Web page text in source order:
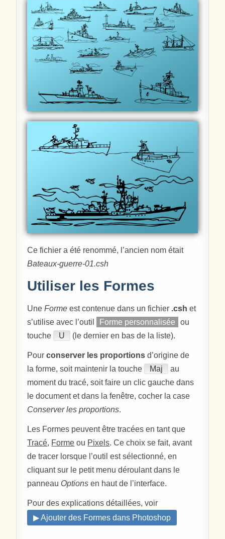
Ce fichier a été renommé, l’ancien nom était
Bateaux-guerre-01.csh
Utiliser les Formes
UneForme est contenue dans un fichier .csh et
s’utilise avec l’outil
Forme personnalisée
ou
touche
U (le dernier en bas de la liste).
Pourconserver les proportions d’origine de
la forme, soit maintenir la touche
Maj
au
moment du tracé, soit faire un clic gauche dans
le document et dans la fenêtre, cocher la case
Conserver les proportions.
Les Formes peuvent être tracées en tant que
Tracé, Forme ou Pixels. Ce choix se fait, avant
de tracer lorsque l’outil est sélectionné, en
cliquant sur le petit menu déroulant dans le
panneau Options en haut de l’interface.
Pour des explications détaillées, voir
▶ Ajouter des Formes dans Photoshop